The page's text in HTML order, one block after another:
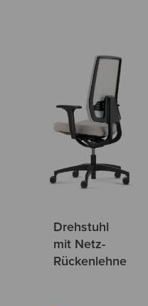
Drehstuhl
mit Netz-
Rückenlehne